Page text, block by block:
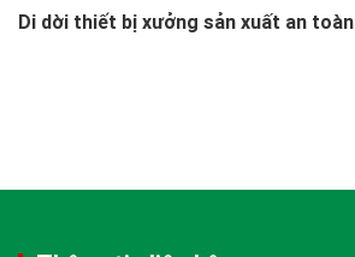
Di dời thiết bị xưởng sản xuất an toàn